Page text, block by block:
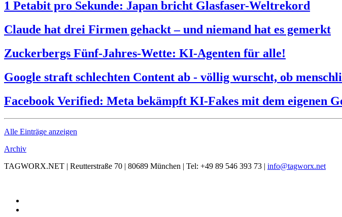
1 Petabit pro Sekunde: Japan bricht Glasfaser-Weltrekord
Claude hat drei Firmen gehackt – und niemand hat es gemerkt
Zuckerbergs Fünf-Jahres-Wette: KI-Agenten für alle!
Google straft schlechten Content ab - völlig wurscht, ob
Facebook Verified: Meta bekämpft KI-Fakes mit dem eigenen
Alle Einträge anzeigen
Archiv
TAGWORX.NET | Reutterstraße 70 | 80689 München | Tel: +49 89 546 393 73 | info@tagworx.net